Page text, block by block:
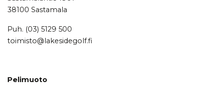
38100 Sastamala
Puh. (03) 5129 500
toimisto@lakesidegolf.fi
Pelimuoto